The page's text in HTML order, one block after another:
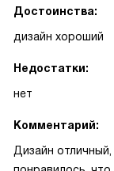
Достоинства:
дизайн хороший
Недостатки:
нет
Комментарий:
Дизайн